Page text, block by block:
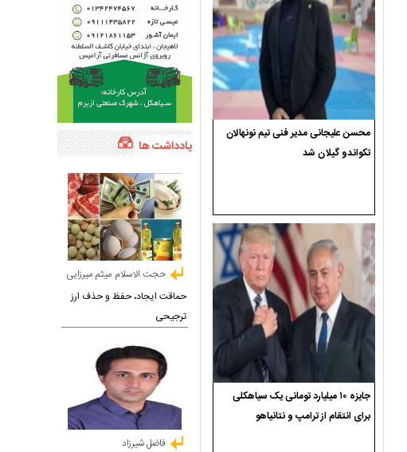
محسن علیجانی مدیر فنی تیم نونهالان
تکواندو گیلان شد
جایزه ۱۰ میلیارد تومانی یک سیاهکلی
برای انتقام از ترامپ و نتانیاهو
یادداشت ها
حجت الاسلام میثم میرزایی
حماقت ایجاد، حفظ و حذف ارز
ترجیحی
فاضل شیرزاد